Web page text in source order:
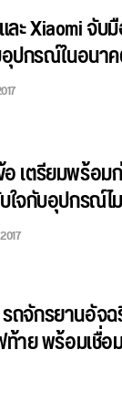
ละ Xiaomi
ปกรณ์ในอนา
เตรียมพร้อม
จกับอุปกรณ์ไ
รถจักรยานอั
ท้าย พร้อมเชื่